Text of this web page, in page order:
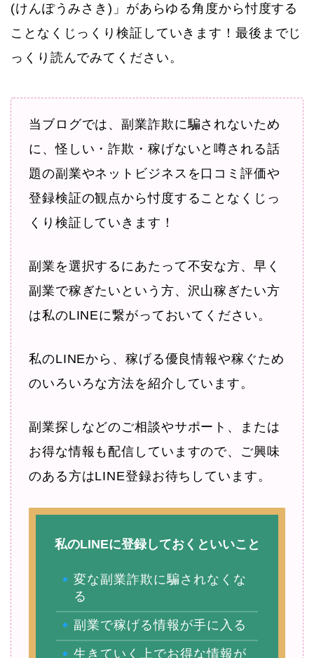
(けんぽうみさき)」があらゆる角度から忖度する
ことなくじっくり検証していきます！最後までじ
っくり読んでみてください。
当ブログでは、副業詐欺に騙されないため
に、怪しい・詐欺・稼げないと噂される話
題の副業やネットビジネスを口コミ評価や
登録検証の観点から忖度することなくじっ
くり検証していきます！
副業を選択するにあたって不安な方、早く
副業で稼ぎたいという方、沢山稼ぎたい方
は私のLINEに繋がっておいてください。
私のLINEから、稼げる優良情報や稼ぐため
のいろいろな方法を紹介しています。
副業探しなどのご相談やサポート、または
お得な情報も配信していますので、ご興味
のある方はLINE登録お待ちしています。
私のLINEに登録しておくといいこと
変な副業詐欺に騙されなくな
る
副業で稼げる情報が手に入る
生きていく上でお得な情報が